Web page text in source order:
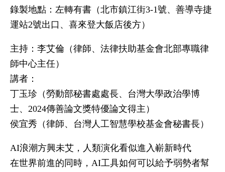
錄製地點：左轉有書（北市鎮江街3-1號、善導寺捷
運站2號出口、喜來登大飯店後方）
主持：李艾倫（律師、法律扶助基金會北部專職律
師中心主任）
講者：
丁玉珍（勞動部秘書處處長、台灣大學政治學博
士、2024傳善論文獎特優論文得主）
侯宜秀（律師、台灣人工智慧學校基金會秘書長）
AI浪潮方興未艾，人類演化看似進入嶄新時代
在世界前進的同時，AI工具如何可以給予弱勢者幫